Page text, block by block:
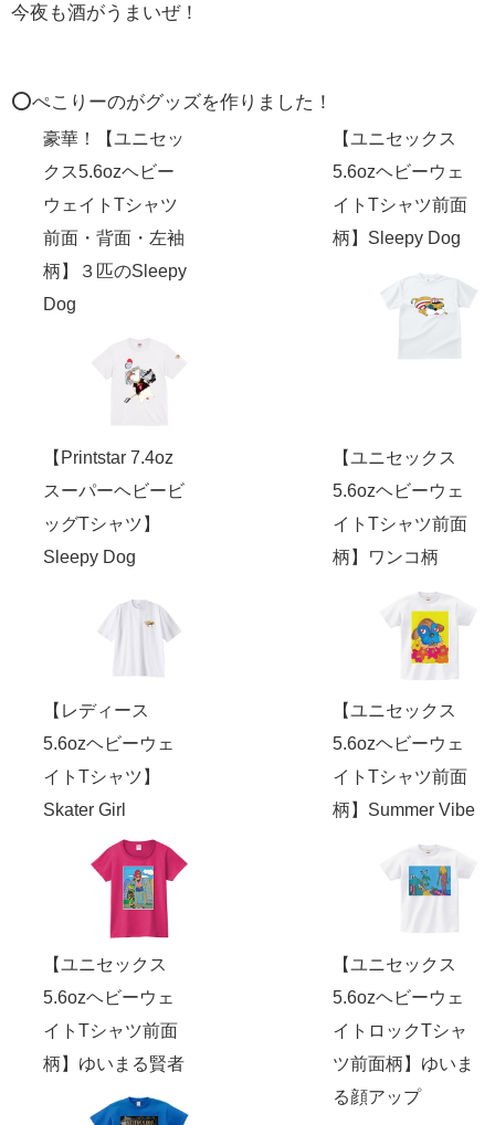
今夜も酒がうまいぜ！
⭕️ぺこりーのがグッズを作りました！
豪華！【ユニセッ
クス5.6ozヘビー
ウェイトTシャツ
前面・背面・左袖
柄】３匹のSleepy
Dog
【ユニセックス
5.6ozヘビーウェ
イトTシャツ前面
柄】Sleepy Dog
【Printstar 7.4oz
スーパーヘビービ
ッグTシャツ】
Sleepy Dog
【ユニセックス
5.6ozヘビーウェ
イトTシャツ前面
柄】ワンコ柄
【レディース
5.6ozヘビーウェ
イトTシャツ】
Skater Girl
【ユニセックス
5.6ozヘビーウェ
イトTシャツ前面
柄】Summer Vibe
【ユニセックス
5.6ozヘビーウェ
イトTシャツ前面
柄】ゆいまる賢者
【ユニセックス
5.6ozヘビーウェ
イトロックTシャ
ツ前面柄】ゆいま
る顔アップ